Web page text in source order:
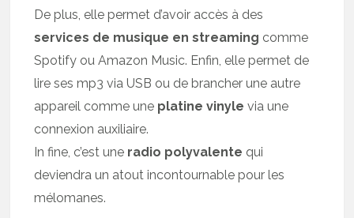
De plus, elle permet d’avoir accès à des
services de musique en streaming comme
Spotify ou Amazon Music. Enfin, elle permet de
lire ses mp3 via USB ou de brancher une autre
appareil comme une platine vinylevia une
connexion auxiliaire.
In fine, c’est une radio polyvalente qui
deviendra un atout incontournable pour les
mélomanes.